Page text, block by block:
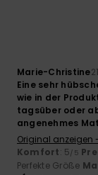
Marie-Christine
Eine sehr
wie in der
tagsüber oder
angenehmes
Original anzeigen
Komfort: 5/5
Perfekte Größe